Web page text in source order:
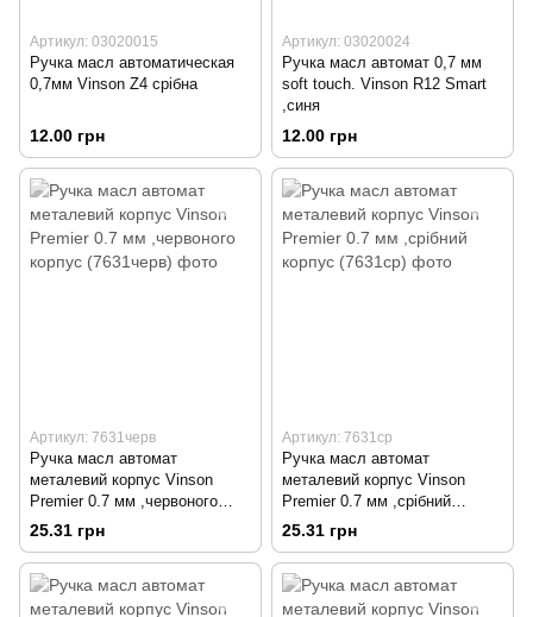
Артикул: 03020015
Ручка масл автоматическая
0,7мм Vinson Z4 срібна
12.00 грн
Артикул: 03020024
Ручка масл автомат 0,7 мм
soft touch. Vinson R12 Smart
,синя
12.00 грн
Артикул: 7631черв
Ручка масл автомат
металевий корпус Vinson
Premier 0.7 мм ,червоного
корпус
25.31 грн
Артикул: 7631ср
Ручка масл автомат
металевий корпус Vinson
Premier 0.7 мм ,срібний
корпус
25.31 грн